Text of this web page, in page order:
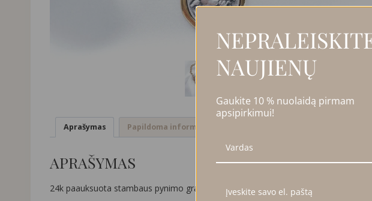
Aprašymas Papildoma informacija
APRAŠYMAS
24k paauksuota stambaus pynimo grandinėlė su medalionu, tinkanti tiek
NAUJIENŲ
Gaukite 10 % nuolaidą pirmam
apsipirkimui!